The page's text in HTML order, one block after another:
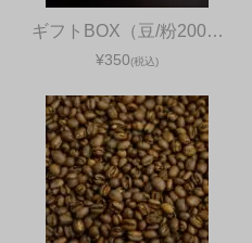
ギフトBOX（豆/粉200…
¥350(税込)